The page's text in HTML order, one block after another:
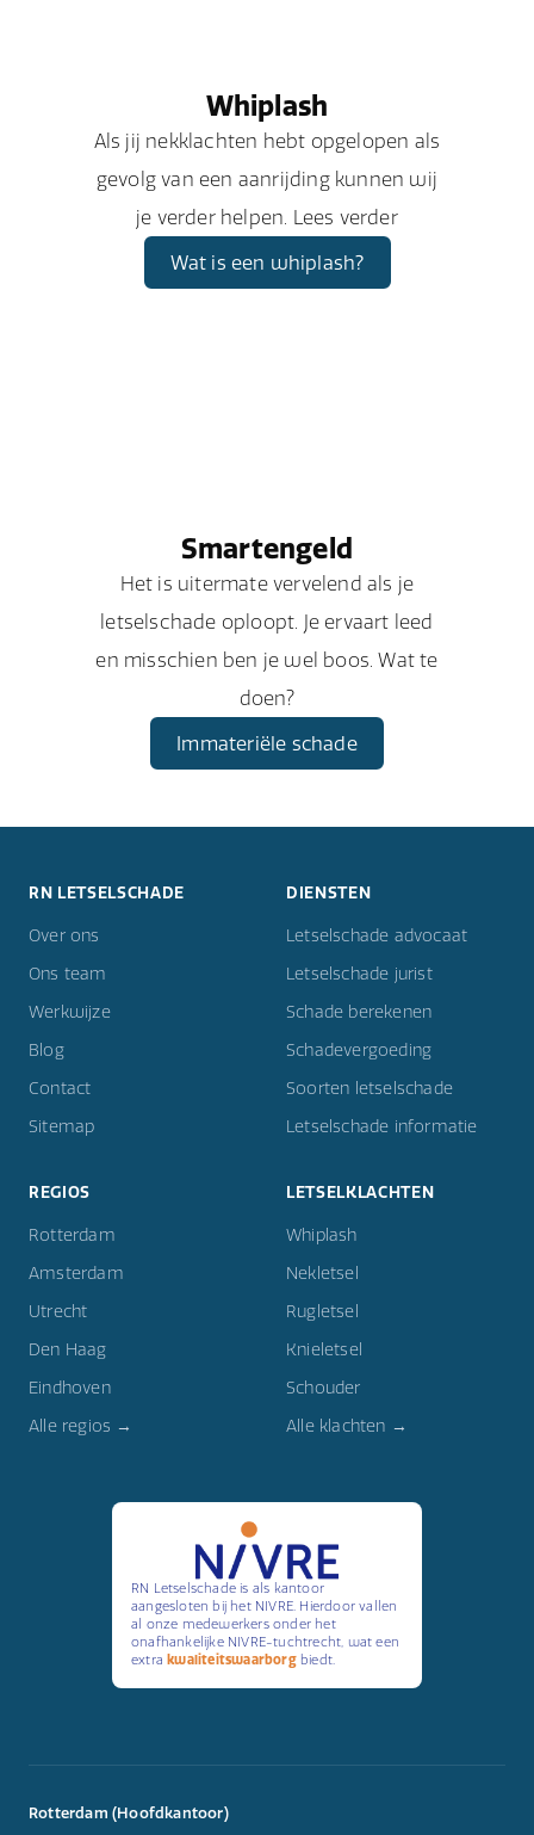
Whiplash
Als jij nekklachten hebt opgelopen als
gevolg van een aanrijding kunnen wij
je verder helpen. Lees verder
Wat is een whiplash?
Smartengeld
Het is uitermate vervelend als je
letselschade oploopt. Je ervaart leed
en misschien ben je wel boos. Wat te
doen?
Immateriële schade
RN LETSELSCHADE
Over ons
Ons team
Werkwijze
Blog
Contact
Sitemap
DIENSTEN
Letselschade advocaat
Letselschade jurist
Schade berekenen
Schadevergoeding
Soorten letselschade
Letselschade informatie
REGIOS
Rotterdam
Amsterdam
Utrecht
Den Haag
Eindhoven
Alle regios →
LETSELKLACHTEN
Whiplash
Nekletsel
Rugletsel
Knieletsel
Schouder
Alle klachten →
RN Letselschade is als kantoor
aangesloten bij het NIVRE. Hierdoor vallen
al onze medewerkers onder het
onafhankelijke NIVRE-tuchtrecht, wat een
extra kwaliteitswaarborgbiedt.
Rotterdam (Hoofdkantoor)